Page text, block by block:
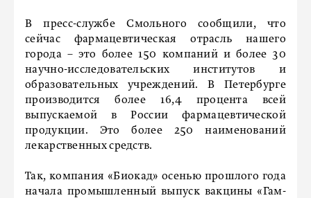
В пресс-службе Смольного сообщили, что
сейчас фармацевтическая отрасль нашего
города – это более 150 компаний и более 30
научно-исследовательских институтов и
образовательных учреждений. В Петербурге
производится более 16,4 процента всей
выпускаемой в России фармацевтической
продукции. Это более 250 наименований
лекарственных средств.
Так, компания «Биокад» осенью прошлого года
начала промышленный выпуск вакцины «Гам-